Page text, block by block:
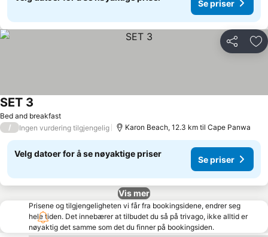
Se priser
Del
Bed and breakfast
SET 3
/ Ingen vurdering tilgjengelig Karon Beach, 12.3 km til Cape Panwa
Velg datoer for å se nøyaktige priser
Se priser
Vis mer
Prisene og tilgjengeligheten vi får fra bookingsidene, endrer seg
hele tiden. Det innebærer at tilbudet du så på trivago, ikke alltid er
nøyaktig det samme som det du finner på bookingsiden.